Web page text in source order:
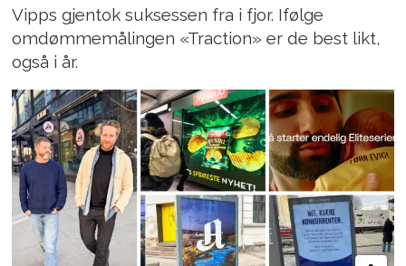
Vipps gjentok suksessen fra i fjor. Ifølge
omdømmemålingen «Traction» er de best likt,
også i år.